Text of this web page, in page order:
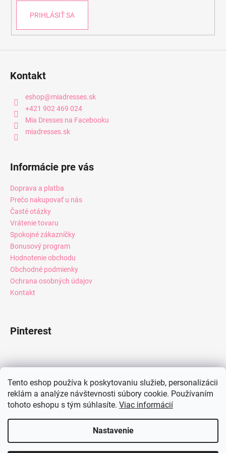
Tento eshop používa k poskytovaniu služieb, personalizácii
reklám a analýze návštevnosti súbory cookie. Používaním
tohoto eshopu s tým súhlasíte. Viac informácií
Nastavenie
PRIHLÁSIŤ SA
Kontakt
eshop@miadresses.sk
+421 902 469 024
Mia Dresses na Facebooku
miadresses.sk
Informácie pre vás
Doprava a platba
Prečo nakupovať u nás
Časté otázky
Vrátenie tovaru
Spokojné zákazníčky
Bonusový program
Hodnotenie obchodu
Obchodné podmienky
Ochrana osobných údajov
Kontakt
Pinterest
Instagram